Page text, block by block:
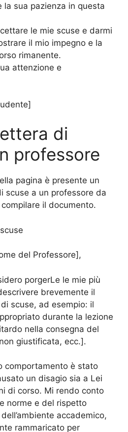
la sua pazienza in questa
le mie scuse e darmi
il mio impegno e la
rimanente.
attenzione e
di
professore
pagina è presente un
scuse a un professore da
il documento.
del Professore],
porgerLe le mie più
brevemente il
scuse, ad esempio: il
durante la lezione
nella consegna del
giustificata, ecc.].
comportamento è stato
un disagio sia a Lei
di corso. Mi rendo conto
norme e del rispetto
accademico,
rammaricato per